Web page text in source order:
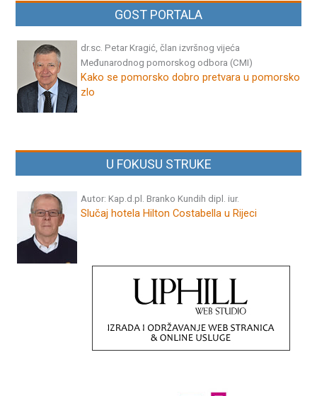
GOST PORTALA
dr.sc. Petar Kragić, član izvršnog vijeća
Međunarodnog pomorskog odbora (CMI)
Kako se pomorsko dobro pretvara u pomorsko
zlo
U FOKUSU STRUKE
Autor: Kap.d.pl. Branko Kundih dipl. iur.
Slučaj hotela Hilton Costabella u Rijeci